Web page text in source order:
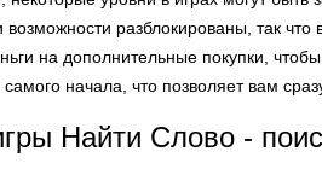
разблокированы, так
на дополнительные покупки,
начала, что позволяет вам
Найти Слово -